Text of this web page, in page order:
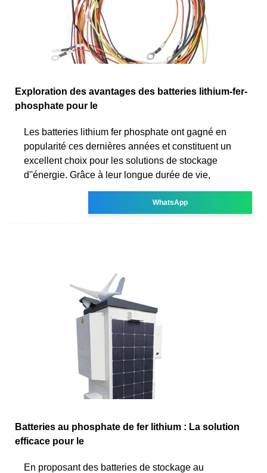
Exploration des avantages des batteries lithium-fer-
phosphate pour le
Les batteries lithium fer phosphate ont gagné en
popularité ces dernières années et constituent un
excellent choix pour les solutions de stockage
d''énergie. Grâce à leur longue durée de vie,
WhatsApp
Batteries au phosphate de fer lithium : La solution
efficace pour le
En proposant des batteries de stockage au